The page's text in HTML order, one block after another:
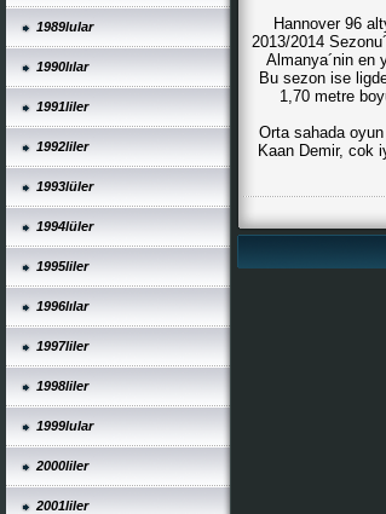
1989lular
1990lılar
1991liler
1992liler
1993lüler
1994lüler
1995liler
1996lılar
1997liler
1998liler
1999lular
2000liler
2001liler
Hannover 96
2013/2014
Almanya´nin en
Bu sezon ise
1,70 metre
Orta sahada
Kaan Demir, cok